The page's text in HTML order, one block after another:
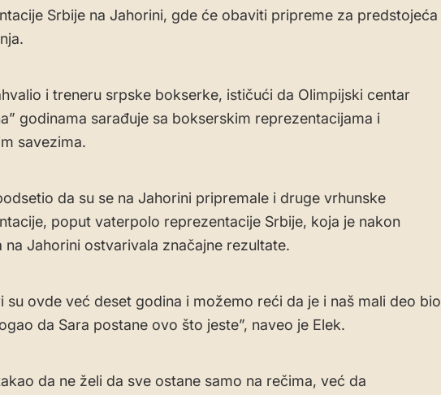
Srbije na Jahorini, gde će obaviti pripreme za predstojeća
i treneru srpske bokserke, ističući da Olimpijski centar
godinama sarađuje sa bokserskim reprezentacijama i
savezima.
da su se na Jahorini pripremale i druge vrhunske
poput vaterpolo reprezentacije Srbije, koja je nakon
na Jahorini ostvarivala značajne rezultate.
su ovde već deset godina i možemo reći da je i naš mali deo bio
da Sara postane ovo što jeste”, naveo je Elek.
da ne želi da sve ostane samo na rečima, već da